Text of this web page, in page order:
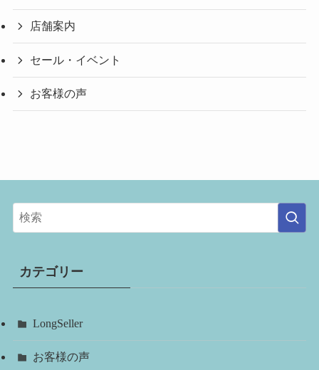
店舗案内
セール・イベント
お客様の声
カテゴリー
LongSeller
お客様の声